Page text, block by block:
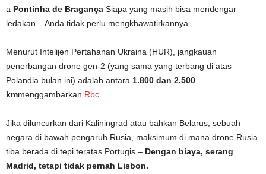
a Pontinha de Bragança Siapa yang masih bisa mendengar
ledakan – Anda tidak perlu mengkhawatirkannya.
Menurut Intelijen Pertahanan Ukraina (HUR), jangkauan
penerbangan drone gen-2 (yang sama yang terbang di atas
Polandia bulan ini) adalah antara 1.800 dan 2.500
kmmenggambarkan Rbc
Jika diluncurkan dari Kaliningrad atau bahkan Belarus, sebuah
negara di bawah pengaruh Rusia, maksimum di mana drone Rusia
tiba berada di tepi teratas Portugis – Dengan biaya, serang
Madrid, tetapi tidak pernah Lisbon.